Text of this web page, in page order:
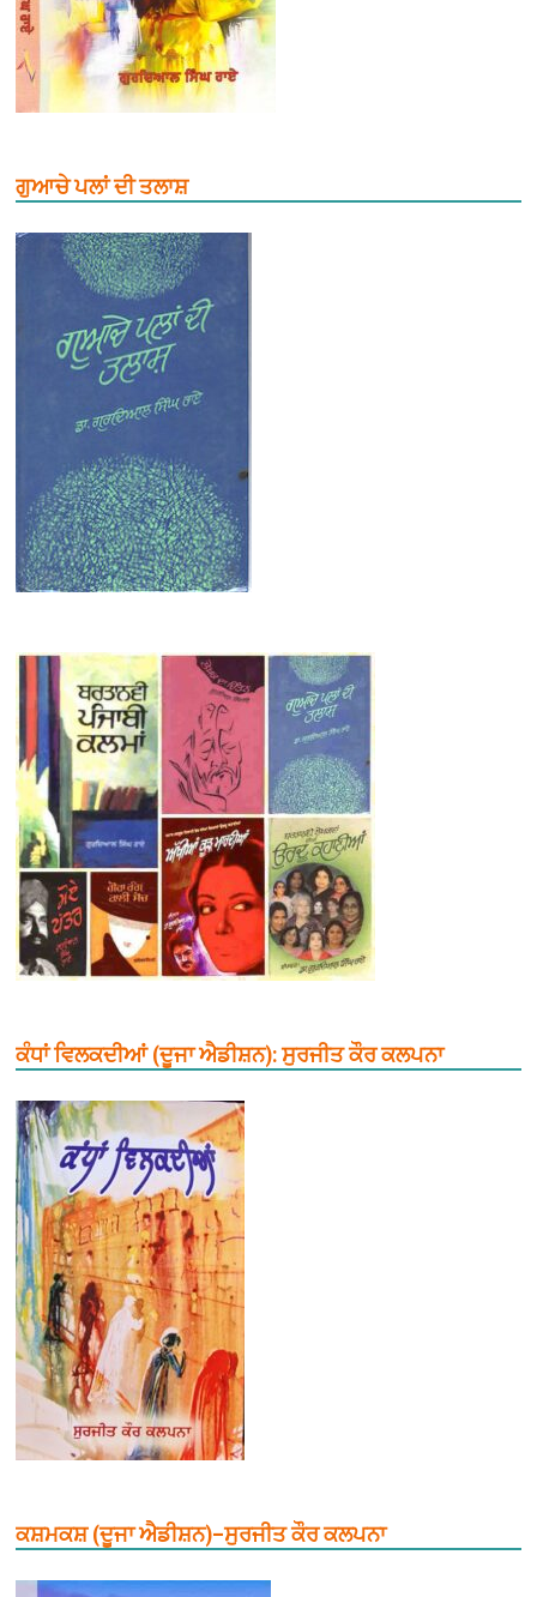
ਗੁਆਚੇ ਪਲਾਂ ਦੀ ਤਲਾਸ਼
ਕੰਧਾਂ ਵਿਲਕਦੀਆਂ (ਦੂਜਾ ਐਡੀਸ਼ਨ): ਸੁਰਜੀਤ ਕੌਰ ਕਲਪਨਾ
ਕਸ਼ਮਕਸ਼ (ਦੂਜਾ ਐਡੀਸ਼ਨ)–ਸੁਰਜੀਤ ਕੌਰ ਕਲਪਨਾ